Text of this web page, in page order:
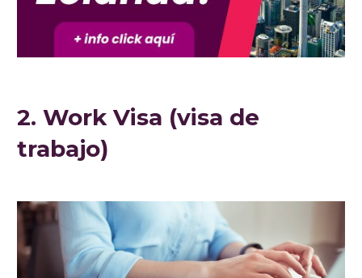
2. Work Visa (visa de
trabajo)